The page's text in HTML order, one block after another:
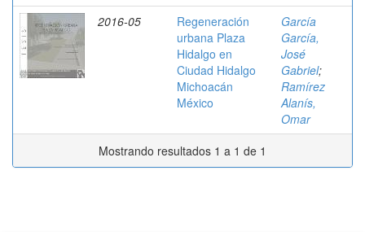
2016-05
Regeneración
urbana Plaza
Hidalgo en
Ciudad Hidalgo
Michoacán
México
García
García,
José
Gabriel;
Ramírez
Alanís,
Omar
Mostrando resultados 1 a 1 de 1